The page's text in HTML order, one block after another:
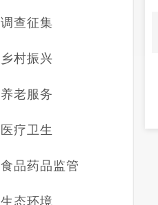
调查征集
乡村振兴
养老服务
医疗卫生
食品药品监管
生态环境